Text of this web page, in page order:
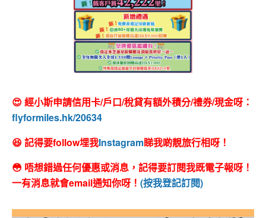
😍 經小斯申請信用卡/戶口/稅貸有額外積分/禮券/現金呀：
flyformiles.hk/20634
😆 記得要follow埋我Instagram睇我啲靚旅行相呀！
😳 唔想錯過任何優惠或消息，記得要訂閱我既電子報呀！
一有消息就會email通知你呀！ (按我登記訂閱)